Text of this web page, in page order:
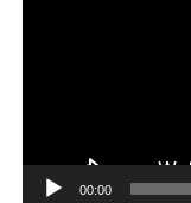
00:00